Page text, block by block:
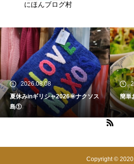
にほんブログ村
2026.08.08
夏休みinギリシャ2026🌞ナクソス
島①
簡単
Copyright © 2020